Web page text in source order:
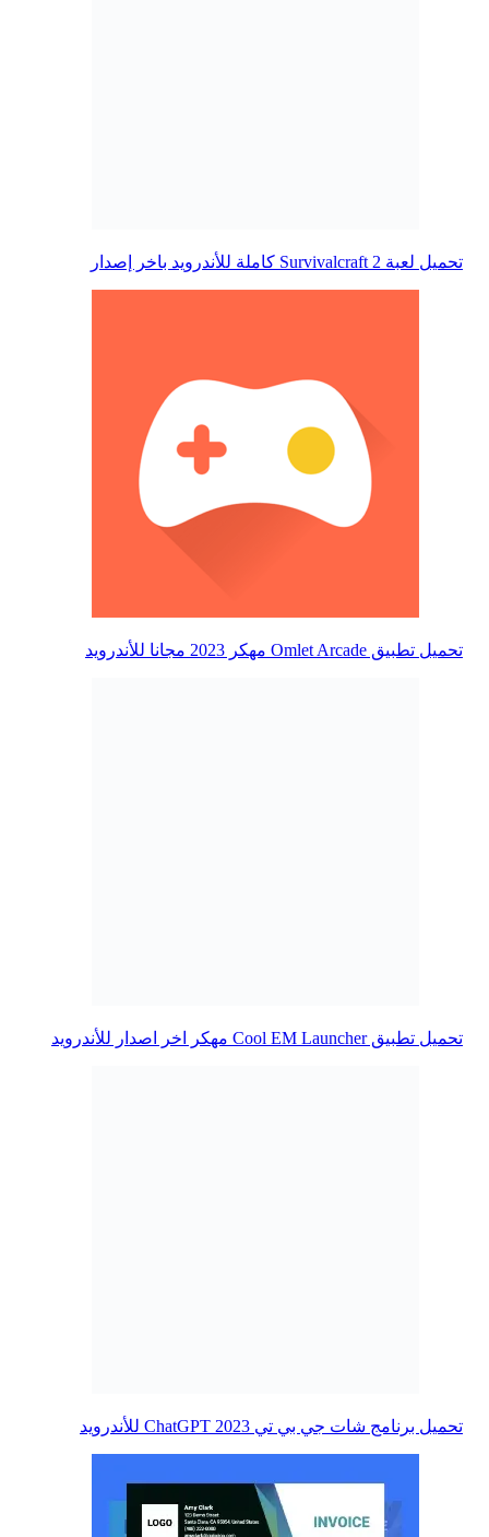
تحميل لعبة Survivalcraft 2 كاملة للأندرويد باخر إصدار
تحميل تطبيق Omlet Arcade مهكر 2023 مجانا للأندرويد
تحميل تطبيق Cool EM Launcher مهكر اخر اصدار للأندرويد
تحميل برنامج شات جي بي تي ChatGPT 2023‏ للأندرويد